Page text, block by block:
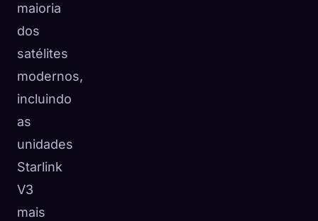
maioria
dos
satélites
modernos,
incluindo
as
unidades
Starlink
V3
mais